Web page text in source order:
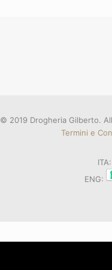
© 2019 Drogheria Gilberto.
Termini e
ITA:
ENG: